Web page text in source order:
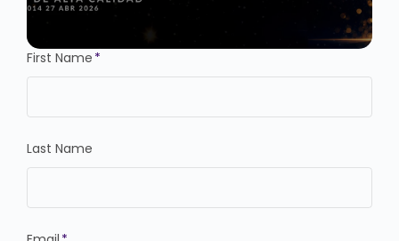
First Name *
Last Name